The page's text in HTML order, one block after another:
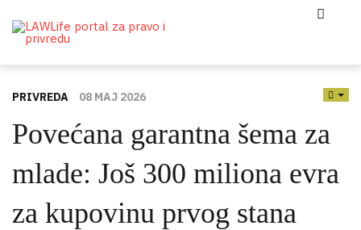
PRIVREDA 08 MAJ 2026
Povećana garantna šema za
mlade: Još 300 miliona evra
za kupovinu prvog stana